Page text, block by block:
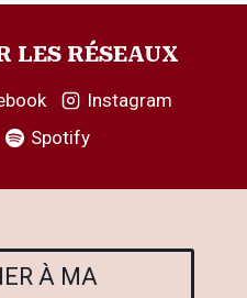
LES RÉSEAUX
Instagram
Spotify
À MA